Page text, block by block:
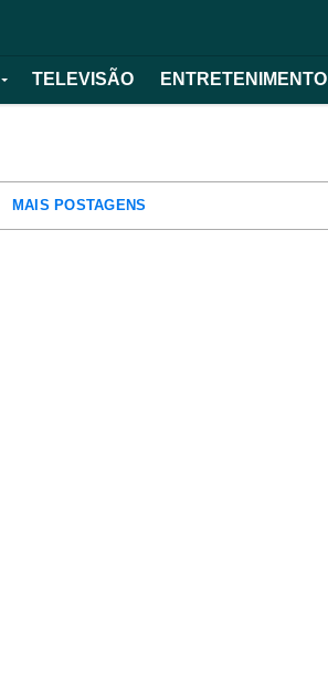
TELEVISÃO ENTRETENIMENTO
MAIS POSTAGENS